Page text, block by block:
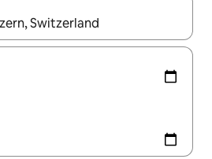
krećite se gore i dolje pomoću